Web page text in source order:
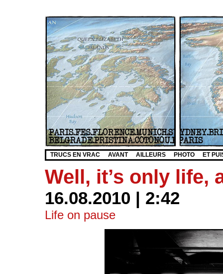
TRUCS EN VRAC AVANT AILLEURS PHOTO ET
Well, it’s only life,
16.08.2010 | 2:42
Life on pause